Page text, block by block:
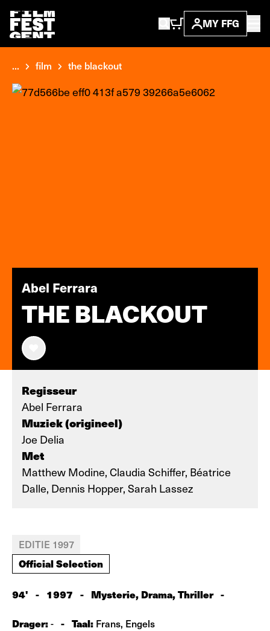
MY FFG
... film the blackout
Abel Ferrara
THE BLACKOUT
Regisseur
Abel Ferrara
Muziek (origineel)
Joe Delia
Met
Matthew Modine, Claudia Schiffer, Béatrice
Dalle, Dennis Hopper, Sarah Lassez
EDITIE 1997
Official Selection
94' - 1997 - Mysterie, Drama, Thriller -
Drager:- - Taal: Frans, Engels